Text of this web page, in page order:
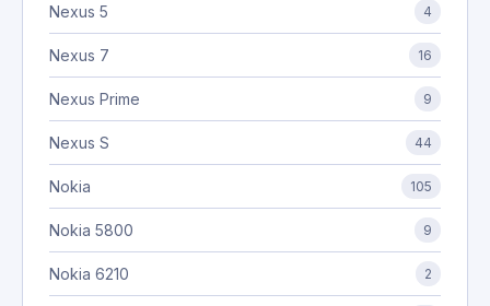
Nexus 5 4
Nexus 7 16
Nexus Prime 9
Nexus S 44
Nokia 105
Nokia 5800 9
Nokia 6210 2